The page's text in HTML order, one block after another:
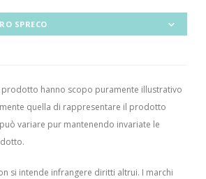
SPRECO
prodotto hanno scopo puramente illustrativo
quella di rappresentare il prodotto
variare pur mantenendo invariate le
si intende infrangere diritti altrui. I marchi